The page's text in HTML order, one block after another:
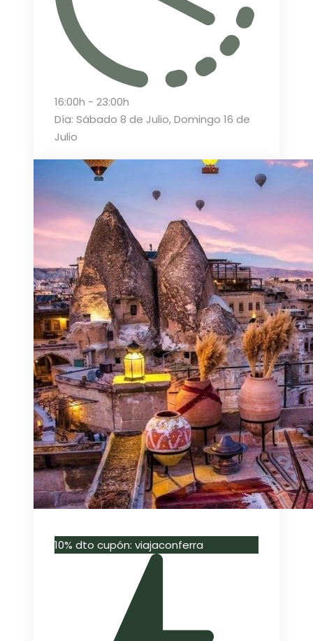
16:00h - 23:00h
Día: Sábado 8 de Julio, Domingo 16 de
Julio
10% dto cupón: viajaconferra